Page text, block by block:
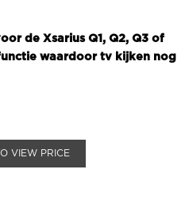
de Xsarius Q1, Q2, Q3 of
waardoor tv kijken nog
VIEW PRICE